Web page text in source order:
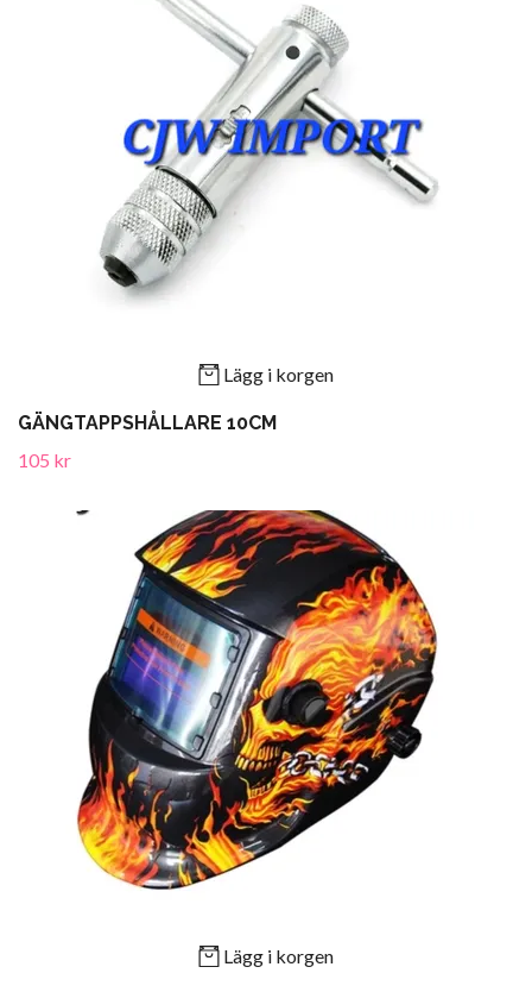
Lägg i korgen
GÄNGTAPPSHÅLLARE 10CM
105 kr
Lägg i korgen